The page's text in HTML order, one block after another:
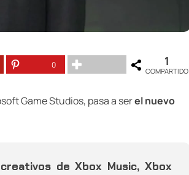
0 1
COMPARTIDO
Game Studios, pasa a serel nuevo
de Xbox Music, Xbox